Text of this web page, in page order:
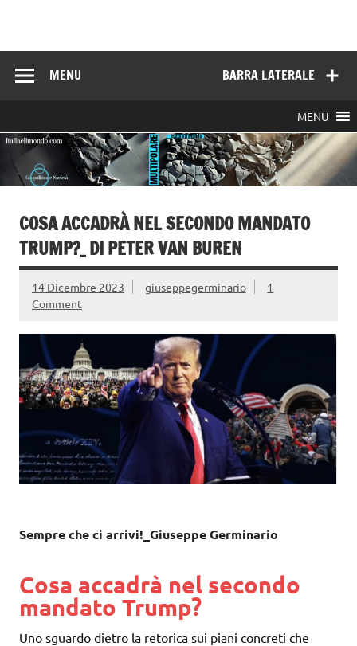
BARRA LATERALE
MENU
MENU
COSA ACCADRÀ NEL SECONDO MANDATO
TRUMP?_ DI PETER VAN BUREN
14 Dicembre 2023 giuseppegerminario
1
Comment
Sempre che ci arrivi!_Giuseppe Germinario
Cosa accadrà nel secondo
mandato Trump?
Uno sguardo dietro la retorica sui piani concreti che